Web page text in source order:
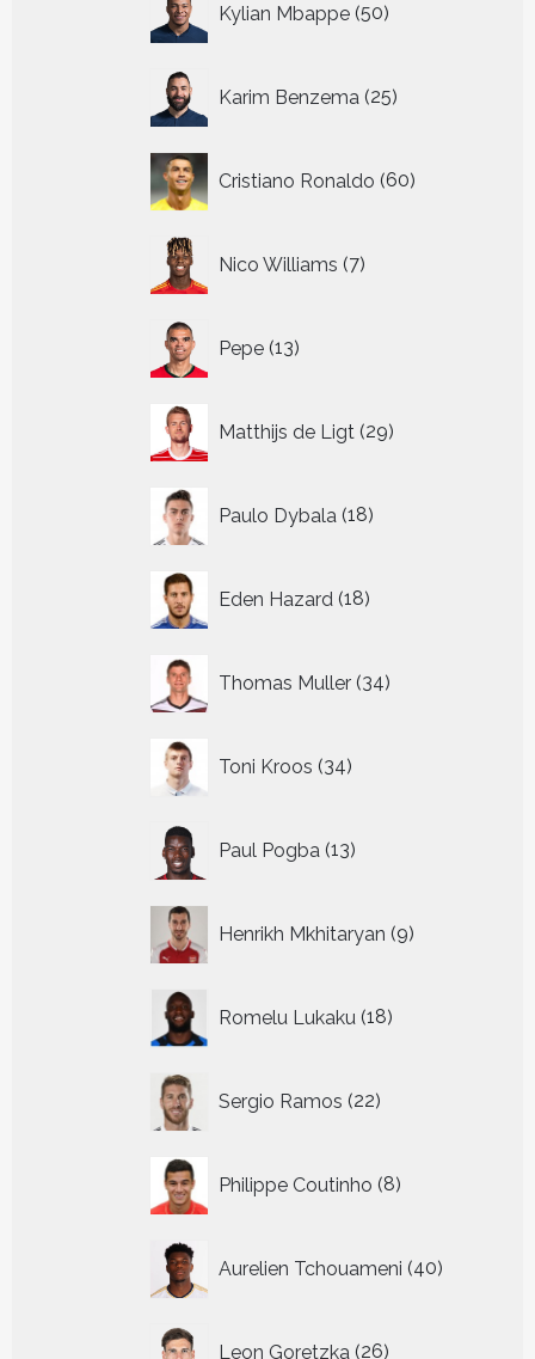
Kylian Mbappe 50
producten
Karim Benzema 25
producten
Cristiano Ronaldo 60
producten
Nico Williams 7
producten
Pepe 13
producten
Matthijs de Ligt 29
producten
Paulo Dybala 18
producten
Eden Hazard 18
producten
Thomas Muller 34
producten
Toni Kroos 34
producten
Paul Pogba 13
producten
Henrikh Mkhitaryan 9
producten
Romelu Lukaku 18
producten
Sergio Ramos 22
producten
Philippe Coutinho 8
producten
Aurelien Tchouameni 40
producten
Leon Goretzka 26